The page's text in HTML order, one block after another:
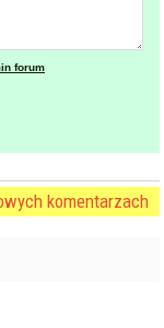
forum
komentarzach